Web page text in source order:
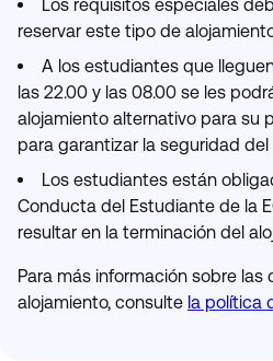
Los requisitos especiales
reservar este tipo de
A los estudiantes que
las 22.00 y las 08.00 se les
alojamiento alternativo para su
para garantizar la seguridad
Los estudiantes están
Conducta del Estudiante de la
resultar en la terminación del
Para más información sobre las
alojamiento, consulte la política